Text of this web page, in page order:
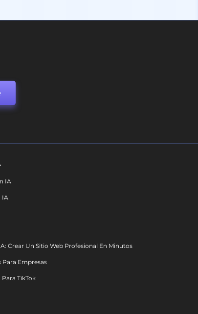
IA
IA
Crear Un Sitio Web Profesional En Minutos
Empresas
TikTok